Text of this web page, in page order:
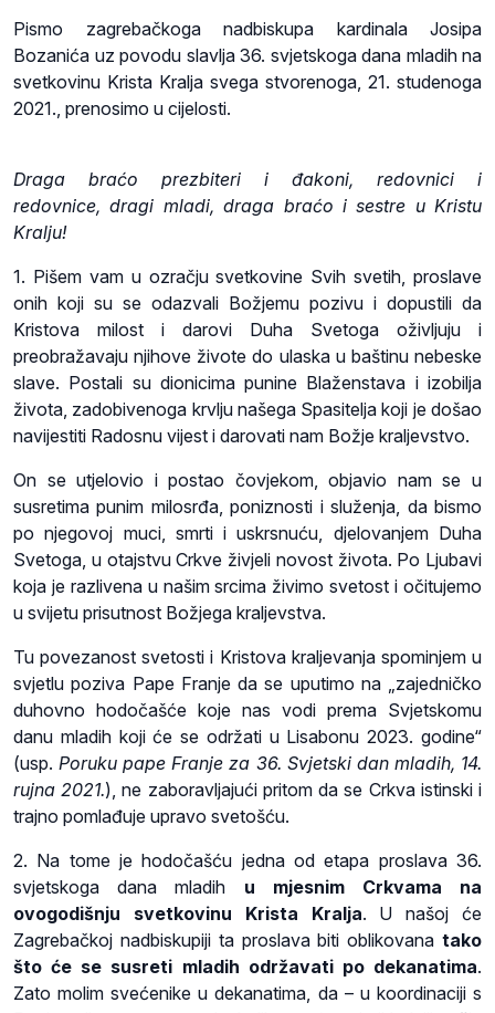
Pismo zagrebačkoga nadbiskupa kardinala Josipa
Bozanića uz povodu slavlja 36. svjetskoga dana mladih na
svetkovinu Krista Kralja svega stvorenoga, 21. studenoga
2021., prenosimo u cijelosti.
Draga braćo prezbiteri i đakoni, redovnici i
redovnice, dragi mladi, draga braćo i sestre u Kristu
Kralju!
1. Pišem vam u ozračju svetkovine Svih svetih, proslave
onih koji su se odazvali Božjemu pozivu i dopustili da
Kristova milost i darovi Duha Svetoga oživljuju i
preobražavaju njihove živote do ulaska u baštinu nebeske
slave. Postali su dionicima punine Blaženstava i izobilja
života, zadobivenoga krvlju našega Spasitelja koji je došao
navijestiti Radosnu vijest i darovati nam Božje kraljevstvo.
On se utjelovio i postao čovjekom, objavio nam se u
susretima punim milosrđa, poniznosti i služenja, da bismo
po njegovoj muci, smrti i uskrsnuću, djelovanjem Duha
Svetoga, u otajstvu Crkve živjeli novost života. Po Ljubavi
koja je razlivena u našim srcima živimo svetost i očitujemo
u svijetu prisutnost Božjega kraljevstva.
Tu povezanost svetosti i Kristova kraljevanja spominjem u
svjetlu poziva Pape Franje da se uputimo na „zajedničko
duhovno hodočašće koje nas vodi prema Svjetskomu
danu mladih koji će se održati u Lisabonu 2023. godine“
(usp.Poruku pape Franje za 36. Svjetski dan mladih, 14.
rujna 2021.), ne zaboravljajući pritom da se Crkva istinski i
trajno pomlađuje upravo svetošću.
2. Na tome je hodočašću jedna od etapa proslava 36.
svjetskoga dana mladih u mjesnim Crkvama na
ovogodišnju svetkovinu Krista Kralja. U našoj će
Zagrebačkoj nadbiskupiji ta proslava biti oblikovana tako
što će se susreti mladih održavati po dekanatima.
Zato molim svećenike u dekanatima, da – u koordinaciji s